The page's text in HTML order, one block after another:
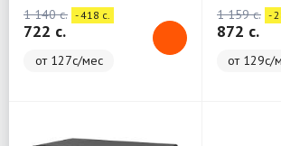
1 140 c. - 418 c.
722 c.
от 127с/мес
1 159 c. -
872 c.
от 129с/